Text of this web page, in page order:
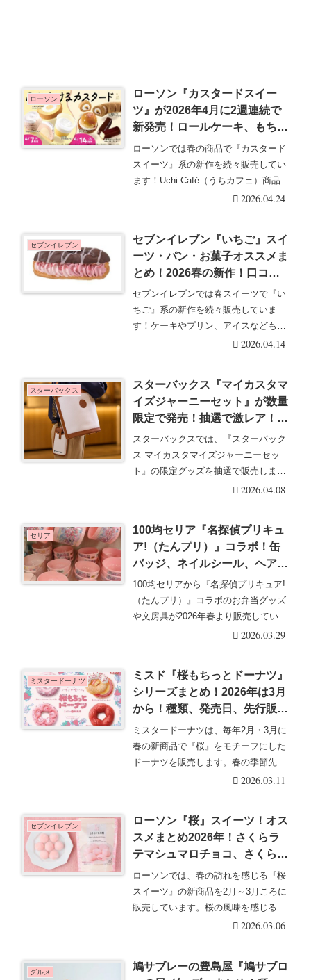
ローソン
ローソン『カスタードスイー
ツ』が2026年4月に2週連続で
新発売！ロールケーキ、もち食
感ロール、パイシューなど7
品！口コミ・ラインナップ・発
売日まとめ！
ローソンでは春の商品で『カスタード
スイーツ』系の新作を続々販売してい
ます！Uchi Café（うちカフェ）商品な
どもライ・・・続きを読む2026.04.24
セブンイレブン
セブンイレブン『いちご』スイ
ーツ・パン・お菓子オススメま
とめ！2026春の新作！口コ
ミ・ラインナップ・発売日！い
ちごオールドファッション、い
ちご練乳氷、さくらティーラテ
などが3/17より新発売！
セブンイレブンでは春スイーツで『い
ちご』系の新作を続々販売していま
す！ケーキやプリン、アイスなどもラ
インナップ！セブンイ・・・続きを読
2026.04.14
スターバックス
スターバックス『マイカスタマ
イズジャーニーセット』が数量
限定で発売！抽選で激レア！口
コミ・販売方法まとめ！2026
年3月に新発売！
スターバックスでは、『スターバック
ス マイカスタマイズジャーニーセッ
ト』の限定グッズを抽選で販売しま
す。スタバのゴールド・・・続きを読
2026.04.08
セリア
100均セリア『名探偵プリキュ
ア!（たんプリ）』コラボ！缶
バッジ、ネイルシール、ヘアゴ
ム、食器、コップ、フォーク、
スプーン、箸、キルキルファッ
ションのグッズなどが新発売！
JANコードまとめ！
100均セリアから『名探偵プリキュア!
（たんプリ）』コラボのお弁当グッズ
や文房具が2026年春より販売していま
す！子育て・・・続きを読む2026.03.29
ミスタードーナツ
ミスド『桜もちっとドーナツ』
シリーズまとめ！2026年は3月
から！種類、発売日、先行販
売、口コミも！春めくいちごホ
イップだいふく風、花やぐいち
ごみるくカスタード、咲くいち
ごみるく、春かおるいちご風！
ミスタードーナツは、毎年2月・3月に
春の新商品で『桜』をモチーフにした
ドーナツを販売します。春の季節先取
りで、見た目も可・・・続きを読む
2026.03.11
セブンイレブン
ローソン『桜』スイーツ！オス
スメまとめ2026年！さくらラ
テマシュマロチョコ、さくらラ
テ大福も！口コミ！
ローソンでは、春の訪れを感じる『桜
スイーツ』の新商品を2月～3月ころに
販売しています。桜の風味を感じるお
菓子、スイーツな・・・続きを読む
2026.03.06
グルメ
鳩サブレーの豊島屋『鳩サブロ